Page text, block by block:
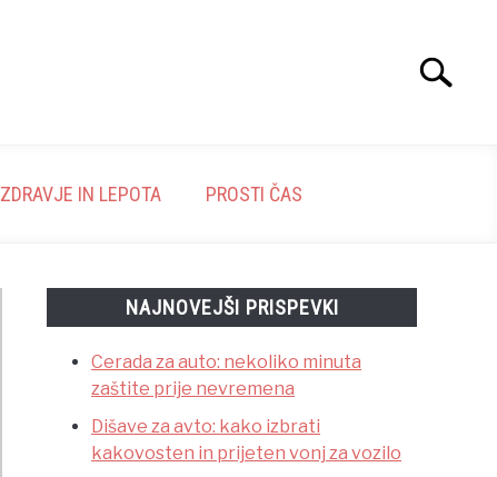
Search
ZDRAVJE IN LEPOTA PROSTI ČAS
NAJNOVEJŠI PRISPEVKI
Cerada za auto: nekoliko minuta
zaštite prije nevremena
Dišave za avto: kako izbrati
kakovosten in prijeten vonj za vozilo